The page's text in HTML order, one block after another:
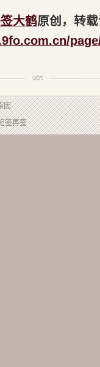
大鹤原创，转
因
签再签